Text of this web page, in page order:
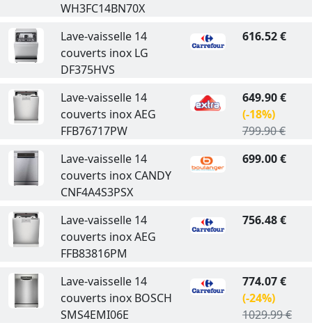
WH3FC14BN70X
Lave-vaisselle 14
couverts inox LG
DF375HVS
616.52 €
Lave-vaisselle 14
couverts inox AEG
FFB76717PW
649.90 €
(-18%)
799.90 €
Lave-vaisselle 14
couverts inox CANDY
CNF4A4S3PSX
699.00 €
Lave-vaisselle 14
couverts inox AEG
FFB83816PM
756.48 €
Lave-vaisselle 14
couverts inox BOSCH
SMS4EMI06E
774.07 €
(-24%)
1029.99 €